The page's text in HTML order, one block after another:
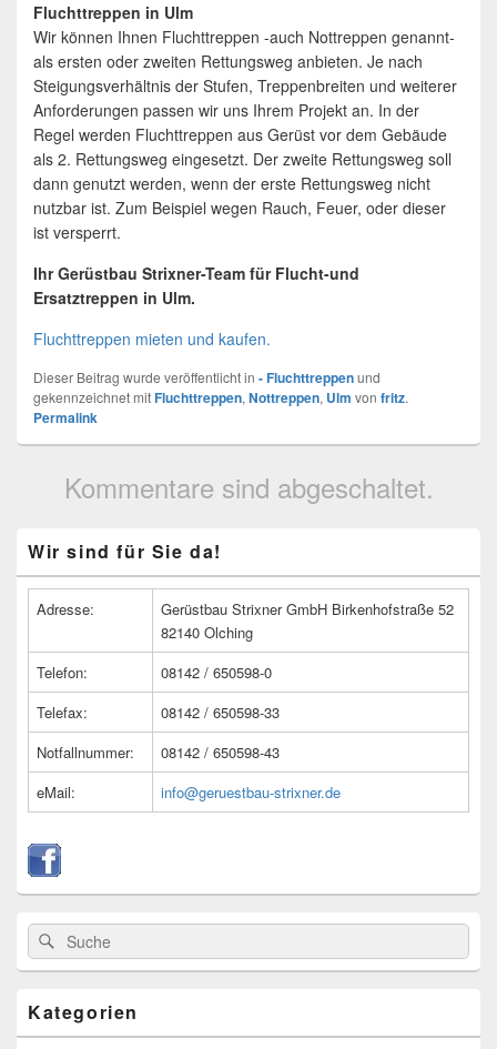
Fluchttreppen in Ulm
Wir können Ihnen Fluchttreppen -auch Nottreppen genannt-
als ersten oder zweiten Rettungsweg anbieten. Je nach
Steigungsverhältnis der Stufen, Treppenbreiten und weiterer
Anforderungen passen wir uns Ihrem Projekt an. In der
Regel werden Fluchttreppen aus Gerüst vor dem Gebäude
als 2. Rettungsweg eingesetzt. Der zweite Rettungsweg soll
dann genutzt werden, wenn der erste Rettungsweg nicht
nutzbar ist. Zum Beispiel wegen Rauch, Feuer, oder dieser
ist versperrt.
Ihr Gerüstbau Strixner-Team für Flucht-und
Ersatztreppen in Ulm.
Fluchttreppen mieten und kaufen.
Dieser Beitrag wurde veröffentlicht in - Fluchttreppenund
gekennzeichnet mitFluchttreppen, Nottreppen, Ulm von fritz.
Permalink
Kommentare sind abgeschaltet.
Seitenleisten
Widget-
Wir sind für Sie da!
Adresse:
Gerüstbau Strixner GmbH Birkenhofstraße 52
82140 Olching
Telefon:
08142 / 650598-0
Telefax:
08142 / 650598-33
Notfallnummer:
08142 / 650598-43
eMail:
info@geruestbau-strixner.de
Suche
nach:
Suche
Kategorien